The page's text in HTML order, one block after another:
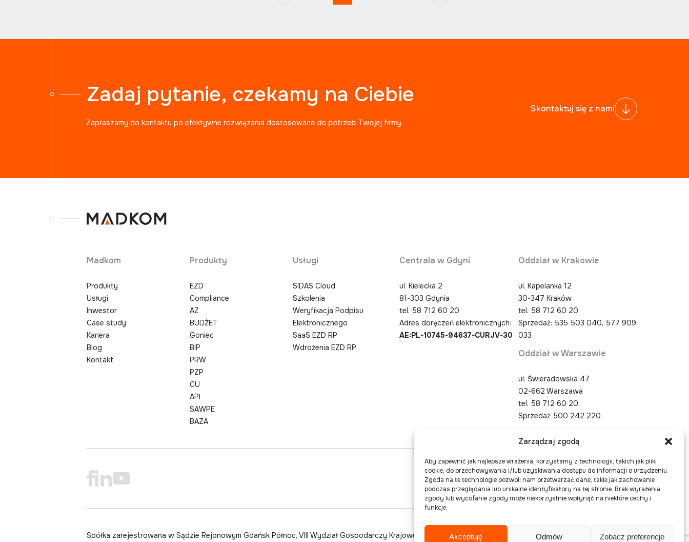
Zarządzaj zgodą
Aby zapewnić jak najlepsze wrażenia, korzystamy z technologii, takich jak pliki
cookie, do przechowywania i/lub uzyskiwania dostępu do informacji o urządzeniu.
Zgoda na te technologie pozwoli nam przetwarzać dane, takie jak zachowanie
podczas przeglądania lub unikalne identyfikatory na tej stronie. Brak wyrażenia
zgody lub wycofanie zgody może niekorzystnie wpłynąć na niektóre cechy i
funkcje.
Akceptuję Odmów Zobacz preferencje
Zadaj pytanie, czekamy na Ciebie
Zapraszamy do kontaktu po efektywne rozwiązania dostosowane do potrzeb Twojej firmy.
Skontaktuj się z nami
Madkom
Produkty
Usługi
Inwestor
Case study
Kariera
Blog
Kontakt
Produkty
EZD
Compliance
AZ
BUDŻET
Goniec
BIP
PRW
PZP
CU
API
SAWPE
BAZA
Usługi
SIDAS Cloud
Szkolenia
Weryfikacja Podpisu
Elektronicznego
SaaS EZD RP
Wdrożenia EZD RP
Centrala w Gdyni
ul. Kielecka 2
81-303 Gdynia
tel. 58 712 60 20
Adres doręczeń elektronicznych:
AE:PL-10745-94637-CURJV-30
Oddział w Krakowie
ul. Kapelanka 12
30-347 Kraków
tel. 58 712 60 20
Sprzedaż: 535 503 040, 577 909
033
Oddział w Warszawie
ul. Świeradowska 47
02-662 Warszawa
tel. 58 712 60 20
Sprzedaż 500 242 220
Spółka zarejestrowana w Sądzie Rejonowym Gdańsk Północ, VIII Wydział Gospodarczy Krajowego